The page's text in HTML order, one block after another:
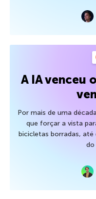
A IA venceu
Por mais de uma
que forçar a vista
bicicletas borradas,
do